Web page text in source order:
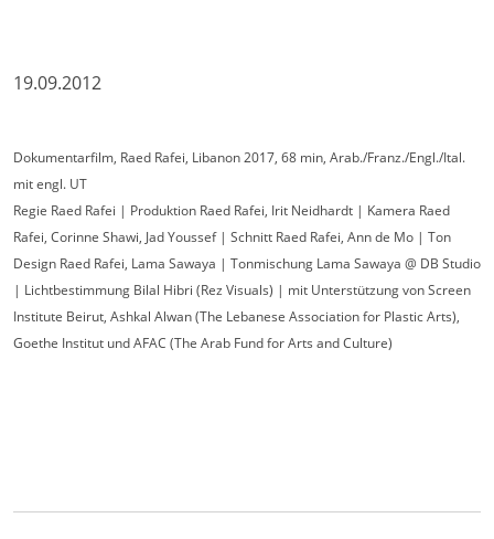
19.09.2012
Dokumentarfilm, Raed Rafei, Libanon 2017, 68 min, Arab./Franz./Engl./Ital.
mit engl. UT
Regie Raed Rafei | Produktion Raed Rafei, Irit Neidhardt | Kamera Raed
Rafei, Corinne Shawi, Jad Youssef | Schnitt Raed Rafei, Ann de Mo | Ton
Design Raed Rafei, Lama Sawaya | Tonmischung Lama Sawaya @ DB Studio
| Lichtbestimmung Bilal Hibri (Rez Visuals) | mit Unterstützung von Screen
Institute Beirut, Ashkal Alwan (The Lebanese Association for Plastic Arts),
Goethe Institut und AFAC (The Arab Fund for Arts and Culture)